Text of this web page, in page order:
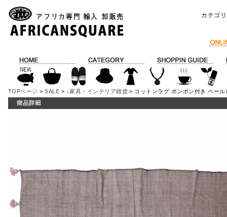
カテゴ
TOPページ >SALE > ↓家具・インテリア雑貨 > コットンラグ ポンポン付き ペー